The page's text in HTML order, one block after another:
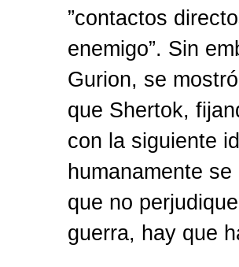
”contactos
enemigo”. Sin
Gurion, se
que Shertok,
con la siguiente
humanamente
que no
guerra, hay que